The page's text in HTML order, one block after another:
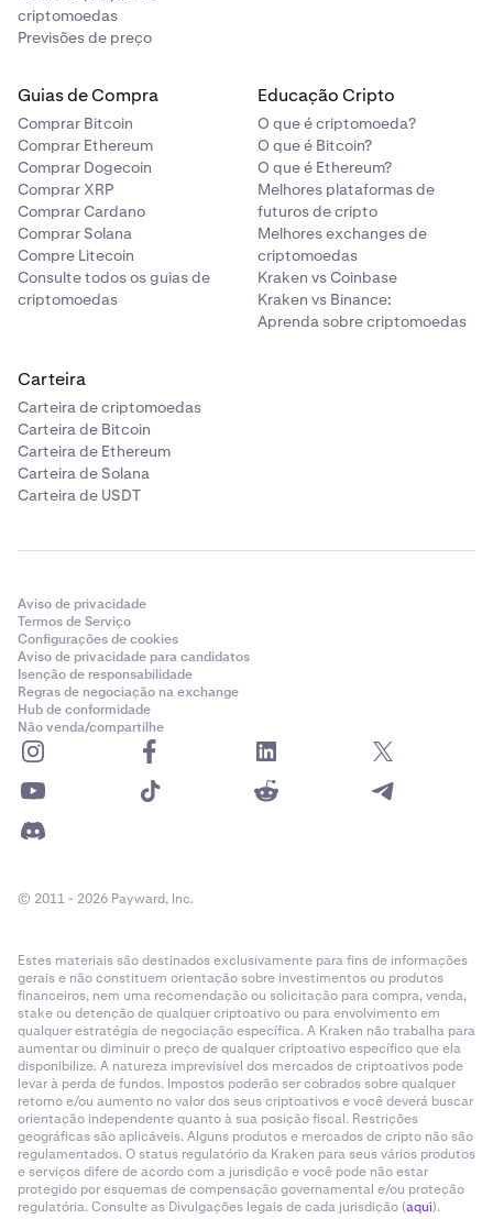
criptomoedas
Previsões de preço
Guias de Compra
Comprar Bitcoin
Comprar Ethereum
Comprar Dogecoin
Comprar XRP
Comprar Cardano
Comprar Solana
Compre Litecoin
Consulte todos os guias de
criptomoedas
Educação Cripto
O que é criptomoeda?
O que é Bitcoin?
O que é Ethereum?
Melhores plataformas de
futuros de cripto
Melhores exchanges de
criptomoedas
Kraken vs Coinbase
Kraken vs Binance:
Aprenda sobre criptomoedas
Carteira
Carteira de criptomoedas
Carteira de Bitcoin
Carteira de Ethereum
Carteira de Solana
Carteira de USDT
Aviso de privacidade
Termos de Serviço
Configurações de cookies
Aviso de privacidade para candidatos
Isenção de responsabilidade
Regras de negociação na exchange
Hub de conformidade
Não venda/compartilhe
© 2011 - 2026 Payward, Inc.
Estes materiais são destinados exclusivamente para fins de informações
gerais e não constituem orientação sobre investimentos ou produtos
financeiros, nem uma recomendação ou solicitação para compra, venda,
stake ou detenção de qualquer criptoativo ou para envolvimento em
qualquer estratégia de negociação específica. A Kraken não trabalha para
aumentar ou diminuir o preço de qualquer criptoativo específico que ela
disponibilize. A natureza imprevisível dos mercados de criptoativos pode
levar à perda de fundos. Impostos poderão ser cobrados sobre qualquer
retorno e/ou aumento no valor dos seus criptoativos e você deverá buscar
orientação independente quanto à sua posição fiscal. Restrições
geográficas são aplicáveis. Alguns produtos e mercados de cripto não são
regulamentados. O status regulatório da Kraken para seus vários produtos
e serviços difere de acordo com a jurisdição e você pode não estar
protegido por esquemas de compensação governamental e/ou proteção
regulatória. Consulte as Divulgações legais de cada jurisdição (aqui).